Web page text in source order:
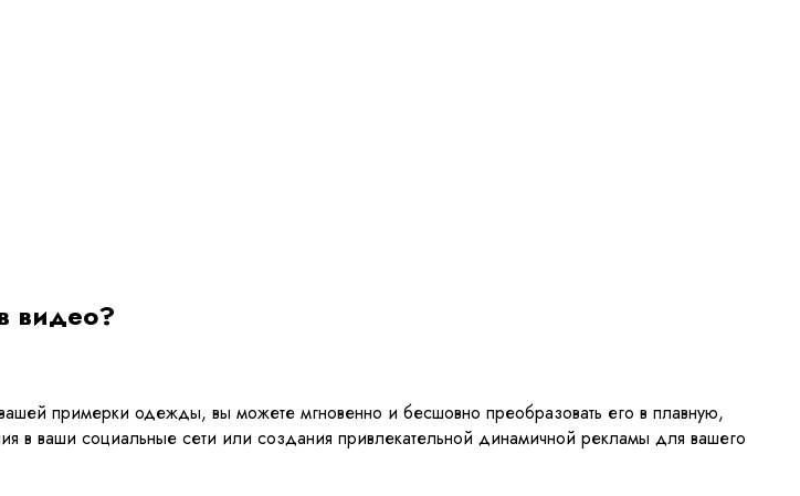
видео?
примерки одежды, вы можете мгновенно и бесшовно преобразовать его в плавную,
ваши социальные сети или создания привлекательной динамичной рекламы для вашего